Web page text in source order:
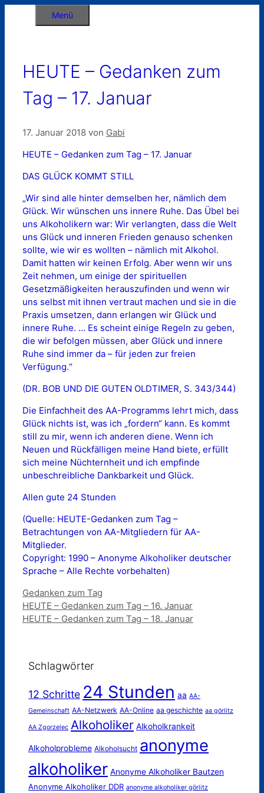
Menü
HEUTE – Gedanken zum
Tag – 17. Januar
17. Januar 2018 von Gabi
HEUTE – Gedanken zum Tag – 17. Januar
DAS GLÜCK KOMMT STILL
„Wir sind alle hinter demselben her, nämlich dem
Glück. Wir wünschen uns innere Ruhe. Das Übel bei
uns Alkoholikern war: Wir verlangten, dass die Welt
uns Glück und inneren Frieden genauso schenken
sollte, wie wir es wollten – nämlich mit Alkohol.
Damit hatten wir keinen Erfolg. Aber wenn wir uns
Zeit nehmen, um einige der spirituellen
Gesetzmäßigkeiten herauszufinden und wenn wir
uns selbst mit ihnen vertraut machen und sie in die
Praxis umsetzen, dann erlangen wir Glück und
innere Ruhe. … Es scheint einige Regeln zu geben,
die wir befolgen müssen, aber Glück und innere
Ruhe sind immer da – für jeden zur freien
Verfügung.“
(DR. BOB UND DIE GUTEN OLDTIMER, S. 343/344)
Die Einfachheit des AA-Programms lehrt mich, dass
Glück nichts ist, was ich „fordern“ kann. Es kommt
still zu mir, wenn ich anderen diene. Wenn ich
Neuen und Rückfälligen meine Hand biete, erfüllt
sich meine Nüchternheit und ich empfinde
unbeschreibliche Dankbarkeit und Glück.
Allen gute 24 Stunden
(Quelle: HEUTE-Gedanken zum Tag –
Betrachtungen von AA-Mitgliedern für AA-
Mitglieder.
Copyright: 1990 – Anonyme Alkoholiker deutscher
Sprache – Alle Rechte vorbehalten)
Kategorien
Gedanken zum Tag
HEUTE – Gedanken zum Tag – 16. Januar
HEUTE – Gedanken zum Tag – 18. Januar
Schlagwörter
12 Schritte 24 Stunden aa AA-
Gemeinschaft AA-Netzwerk AA-Online aa geschichte aa görlitz
AA Zgorzelec Alkoholiker Alkoholkrankeit
Alkoholprobleme Alkoholsucht anonyme
alkoholiker Anonyme Alkoholiker Bautzen
Anonyme Alkoholiker DDR anonyme alkoholiker görlitz